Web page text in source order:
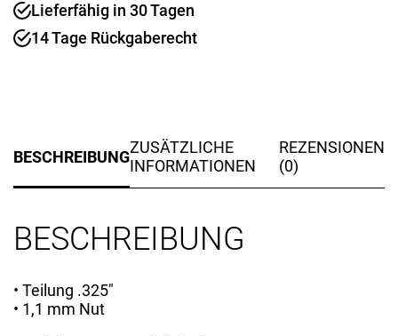
zu
DUC101
Menge
Lieferfähig in 30 Tagen
14 Tage Rückgaberecht
BESCHREIBUNGZUSÄTZLICHE
INFORMATIONEN
REZENSIONEN
(0)
BESCHREIBUNG
• Teilung .325″
• 1,1 mm Nut